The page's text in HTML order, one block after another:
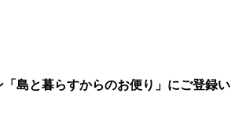
島と暮らすからのお便り」にご登録い